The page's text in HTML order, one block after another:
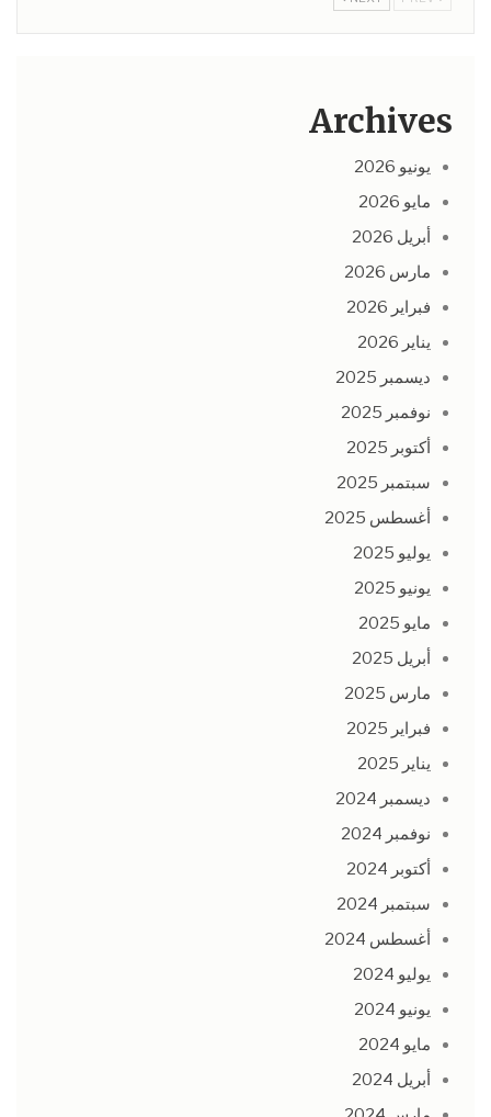
Archives
يونيو 2026
مايو 2026
أبريل 2026
مارس 2026
فبراير 2026
يناير 2026
ديسمبر 2025
نوفمبر 2025
أكتوبر 2025
سبتمبر 2025
أغسطس 2025
يوليو 2025
يونيو 2025
مايو 2025
أبريل 2025
مارس 2025
فبراير 2025
يناير 2025
ديسمبر 2024
نوفمبر 2024
أكتوبر 2024
سبتمبر 2024
أغسطس 2024
يوليو 2024
يونيو 2024
مايو 2024
أبريل 2024